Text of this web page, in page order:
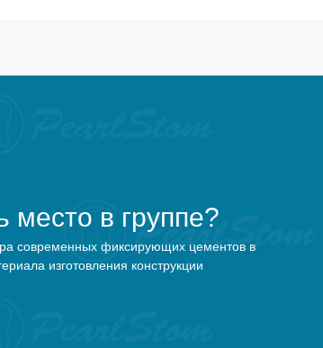
место в группе?
современных фиксирующих цементов в
изготовления конструкции